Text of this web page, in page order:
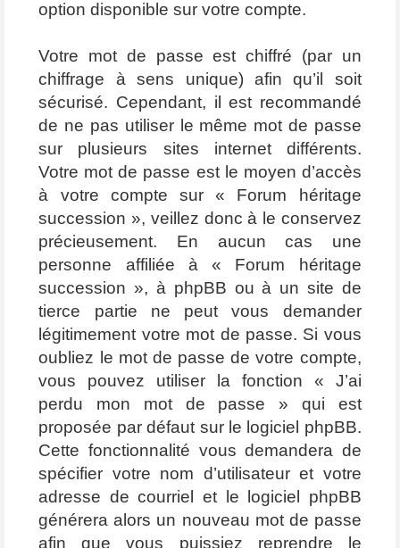
option disponible sur votre compte.
Votre mot de passe est chiffré (par un
chiffrage à sens unique) afin qu’il soit
sécurisé. Cependant, il est recommandé
de ne pas utiliser le même mot de passe
sur plusieurs sites internet différents.
Votre mot de passe est le moyen d’accès
à votre compte sur « Forum héritage
succession », veillez donc à le conservez
précieusement. En aucun cas une
personne affiliée à « Forum héritage
succession », à phpBB ou à un site de
tierce partie ne peut vous demander
légitimement votre mot de passe. Si vous
oubliez le mot de passe de votre compte,
vous pouvez utiliser la fonction « J’ai
perdu mon mot de passe » qui est
proposée par défaut sur le logiciel phpBB.
Cette fonctionnalité vous demandera de
spécifier votre nom d’utilisateur et votre
adresse de courriel et le logiciel phpBB
générera alors un nouveau mot de passe
afin que vous puissiez reprendre le